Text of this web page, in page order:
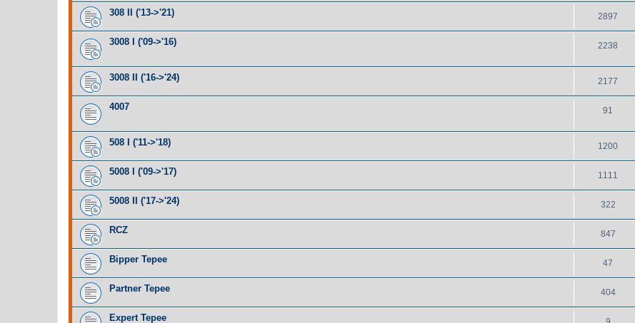
308 II ('13->'21) 2897
3008 I ('09->'16) 2238
3008 II ('16->'24) 2177
4007 91
508 I ('11->'18) 1200
5008 I ('09->'17) 1111
5008 II ('17->'24) 322
RCZ 847
Bipper Tepee 47
Partner Tepee 404
Expert Tepee